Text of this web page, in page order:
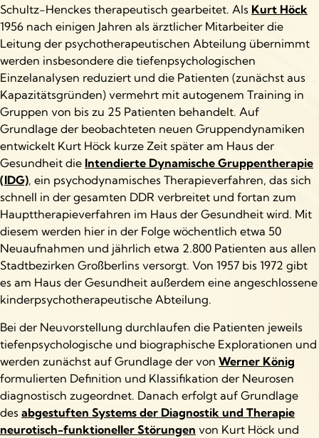
Schultz-Henckes therapeutisch gearbeitet. Als Kurt Höck
1956 nach einigen Jahren als ärztlicher Mitarbeiter die
Leitung der psychotherapeutischen Abteilung übernimmt
werden insbesondere die tiefenpsychologischen
Einzelanalysen reduziert und die Patienten (zunächst aus
Kapazitätsgründen) vermehrt mit autogenem Training in
Gruppen von bis zu 25 Patienten behandelt. Auf
Grundlage der beobachteten neuen Gruppendynamiken
entwickelt Kurt Höck kurze Zeit später am Haus der
Gesundheit die Intendierte Dynamische Gruppentherapie
(IDG), ein psychodynamisches Therapieverfahren, das sich
schnell in der gesamten DDR verbreitet und fortan zum
Haupttherapieverfahren im Haus der Gesundheit wird. Mit
diesem werden hier in der Folge wöchentlich etwa 50
Neuaufnahmen und jährlich etwa 2.800 Patienten aus allen
Stadtbezirken Großberlins versorgt. Von 1957 bis 1972 gibt
es am Haus der Gesundheit außerdem eine angeschlossene
kinderpsychotherapeutische Abteilung.
Bei der Neuvorstellung durchlaufen die Patienten jeweils
tiefenpsychologische und biographische Explorationen und
werden zunächst auf Grundlage der von Werner König
formulierten Definition und Klassifikation der Neurosen
diagnostisch zugeordnet. Danach erfolgt auf Grundlage
des abgestuften Systems der Diagnostik und Therapie
neurotisch-funktioneller Störungen von Kurt Höck und